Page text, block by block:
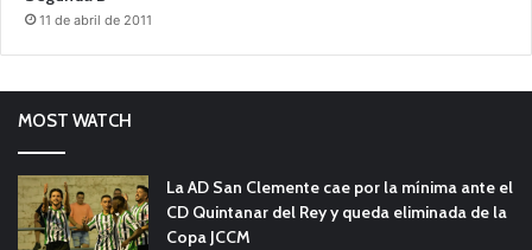
11 de abril de 2011
MOST WATCH
La AD San Clemente cae por la mínima ante el
CD Quintanar del Rey y queda eliminada de la
Copa JCCM